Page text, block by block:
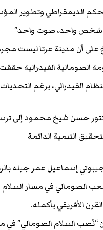
الديمقراطي وتطوير
“شخص واحد، صوت واحد”
أن مدينة عرتا ليست
الصومالية الفيدرالية
الفيدرالي، برغم
حسن شيخ محمود إلى
التنمية الدائمة
إسماعيل عمر جيله
الصومالي في مسار السلام
الأفريقي بأكمله.
“نُصب السلام الصومالي”